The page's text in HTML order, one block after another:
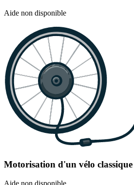
Aide non disponible
Motorisation d'un vélo classique
Aide non disponible